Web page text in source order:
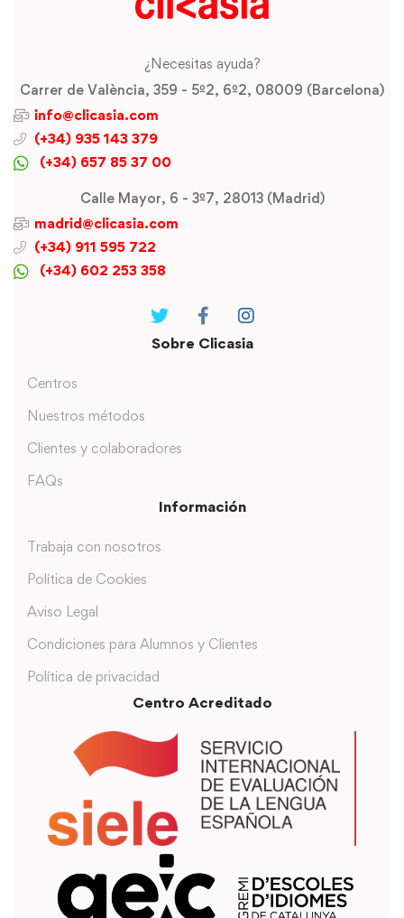
¿Necesitas ayuda?
Carrer de València, 359 - 5º2, 6º2, 08009 (Barcelona)
info@clicasia.com
(+34) 935 143 379
(+34) 657 85 37 00
Calle Mayor, 6 - 3º7, 28013 (Madrid)
madrid@clicasia.com
(+34) 911 595 722
(+34) 602 253 358
Sobre Clicasia
Centros
Nuestros métodos
Clientes y colaboradores
FAQs
Información
Trabaja con nosotros
Política de Cookies
Aviso Legal
Condiciones para Alumnos y Clientes
Política de privacidad
Centro Acreditado